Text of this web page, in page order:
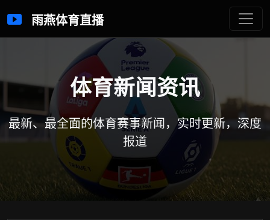
雨燕体育直播
体育新闻资讯
最新、最全面的体育赛事新闻，实时更新，深度
报道